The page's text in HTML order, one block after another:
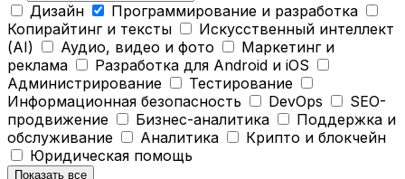
Дизайн
Программирование и разработка
Копирайтинг и тексты
Искусственный интеллект
(AI)
Аудио, видео и фото
Маркетинг и
реклама
Разработка для Android и iOS
Администрирование
Тестирование
Информационная безопасность
DevOps
SEO-
продвижение
Бизнес-аналитика
Поддержка и
обслуживание
Аналитика
Крипто и блокчейн
Юридическая помощь
Показать все